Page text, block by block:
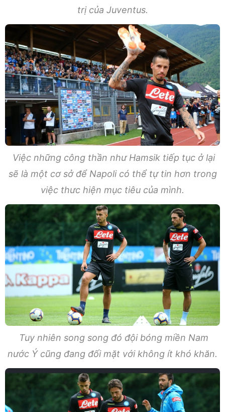
trị của Juventus.
Việc những công thần như Hamsik tiếp tục ở lại
sẽ là một cơ sở để Napoli có thể tự tin hơn trong
việc thưc hiện mục tiêu của mình.
Tuy nhiên song song đó đội bóng miền Nam
nước Ý cũng đang đối mặt với không ít khó khăn.